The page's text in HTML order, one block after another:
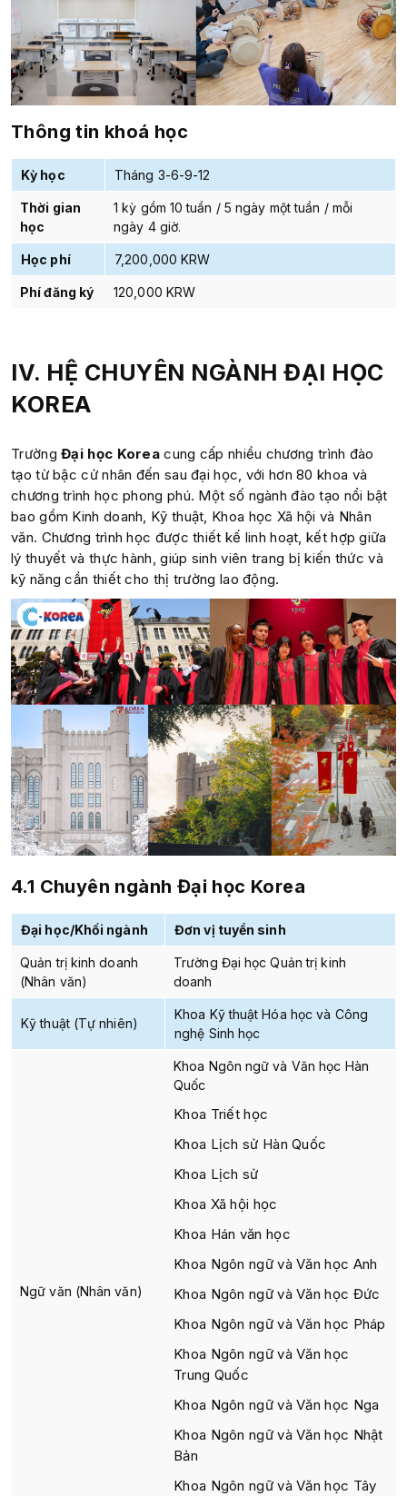
Thông tin khoá học
Kỳ học Tháng 3-6-9-12
Thời gian
học
1 kỳ gồm 10 tuần / 5 ngày một tuần / mỗi
ngày 4 giờ.
Học phí 7,200,000 KRW
Phí đăng ký 120,000 KRW
IV. HỆ CHUYÊN NGÀNH ĐẠI HỌC
KOREA
TrườngĐại học Korea cung cấp nhiều chương trình đào
tạo từ bậc cử nhân đến sau đại học, với hơn 80 khoa và
chương trình học phong phú. Một số ngành đào tạo nổi bật
bao gồm Kinh doanh, Kỹ thuật, Khoa học Xã hội và Nhân
văn. Chương trình học được thiết kế linh hoạt, kết hợp giữa
lý thuyết và thực hành, giúp sinh viên trang bị kiến thức và
kỹ năng cần thiết cho thị trường lao động.
4.1 Chuyên ngành Đại học Korea
Đại học/Khối ngành Đơn vị tuyển sinh
Quản trị kinh doanh
(Nhân văn)
Trường Đại học Quản trị kinh
doanh
Kỹ thuật (Tự nhiên)
Khoa Kỹ thuật Hóa học và Công
nghệ Sinh học
Ngữ văn (Nhân văn)
Khoa Ngôn ngữ và Văn học Hàn
Quốc
Khoa Triết học
Khoa Lịch sử Hàn Quốc
Khoa Lịch sử
Khoa Xã hội học
Khoa Hán văn học
Khoa Ngôn ngữ và Văn học Anh
Khoa Ngôn ngữ và Văn học Đức
Khoa Ngôn ngữ và Văn học Pháp
Khoa Ngôn ngữ và Văn học
Trung Quốc
Khoa Ngôn ngữ và Văn học Nga
Khoa Ngôn ngữ và Văn học Nhật
Bản
Khoa Ngôn ngữ và Văn học Tây